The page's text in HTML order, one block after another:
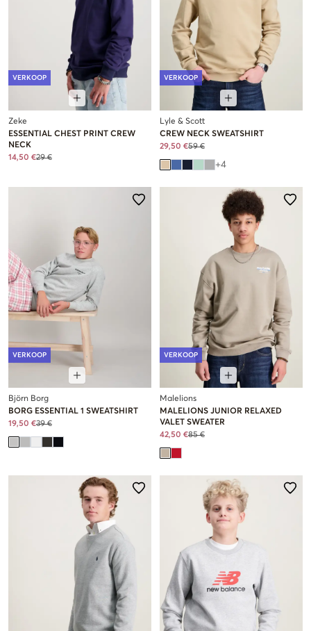
VERKOOP
Zeke
ESSENTIAL CHEST PRINT CREW
NECK
14,50 €29 €
VERKOOP
Lyle & Scott
CREW NECK SWEATSHIRT
29,50 €59 €
+4
VERKOOP
Björn Borg
BORG ESSENTIAL 1 SWEATSHIRT
19,50 €39 €
VERKOOP
Malelions
MALELIONS JUNIOR RELAXED
VALET SWEATER
42,50 €85 €